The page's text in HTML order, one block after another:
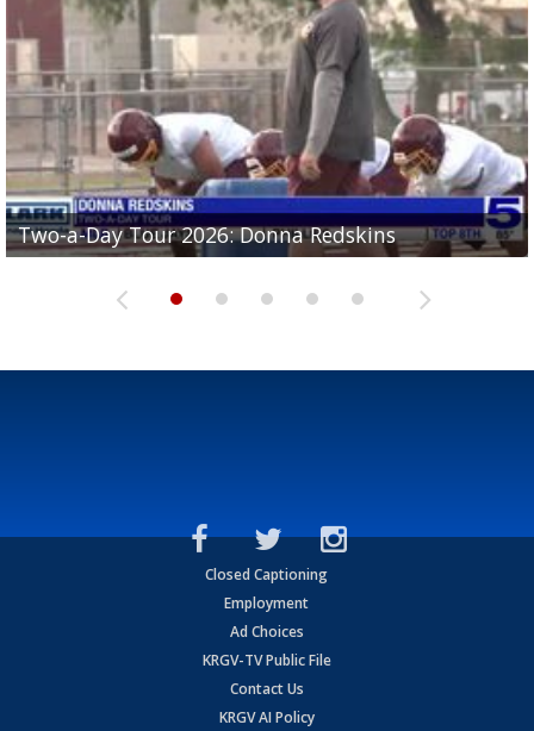
Two-a-Day Tour 2026: Donna Redskins
Two-a-Day Tour 2026: Brownsville Pace Vikings
Two-a-Day Tour 2026: La Joya Coyotes
Two-a-Day Tour 2026: Rio Hondo Bobcats
Two-a-Day Tour 2026: Brownsville St. Joseph
Bloodhounds
Closed Captioning
Employment
Ad Choices
KRGV-TV Public File
Contact Us
KRGV AI Policy